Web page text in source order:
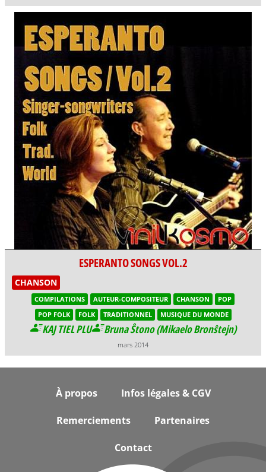
ESPERANTO SONGS VOL.2
CHANSON
COMPILATIONS AUTEUR-COMPOSITEUR CHANSON
POP
POP FOLK
FOLK TRADITIONNEL MUSIQUE DU MONDE
KAJ TIEL PLU Bruna Ŝtono (Mikaelo Bronŝtejn)
mars 2014
À propos Infos légales & CGV
Remerciements Partenaires
Contact